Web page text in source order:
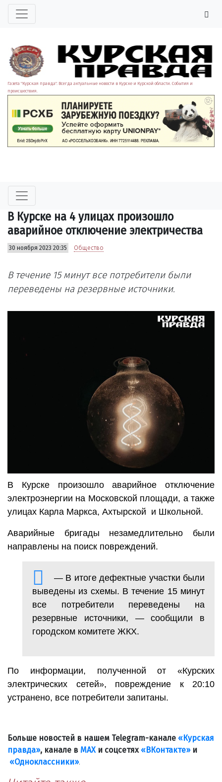
Газета "Курская правда". Всегда актуальные новости в Курске и Курской области. События и
происшествия.
В Курске на 4 улицах произошло
аварийное отключение электричества
30 ноября 2023 20:35 Общество
В течение 15 минут все потребители были
переведены на резервные источники.
В Курске произошло аварийное отключение
электроэнергии на Московской площади, а также
улицах Карла Маркса, Ахтырской и Школьной.
Аварийные бригады незамедлительно были
направлены на поиск повреждений.
— В итоге дефектные участки были
выведены из схемы. В течение 15 минут
все потребители переведены на
резервные источники, — сообщили в
городском комитете ЖКХ.
По информации, полученной от «Курских
электрических сетей», повреждение к 20:10
устранено, все потребители запитаны.
Больше новостей в нашем Telegram-канале «Курская
правда», канале в МАХ и соцсетях «ВКонтакте»и
«Одноклассники».